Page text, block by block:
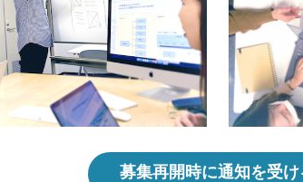
募集再開時に通知を受け